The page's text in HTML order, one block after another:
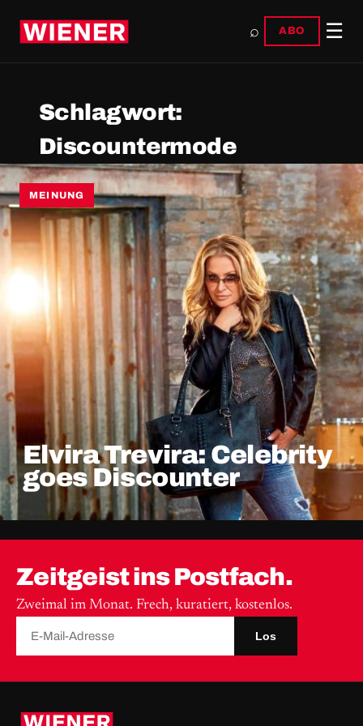
⌕ ABO ☰
Schlagwort:
Discountermode
MEINUNG
Elvira Trevira: Celebrity
goes Discounter
Zeitgeist ins Postfach.
Zweimal im Monat. Frech, kuratiert, kostenlos.
Los